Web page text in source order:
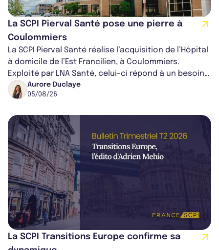
La SCPI Pierval Santé pose une pierre à
Coulommiers
La SCPI Pierval Santé réalise l’acquisition de l’Hôpital
à domicile de l’Est Francilien, à Coulommiers.
Exploité par LNA Santé, celui-ci répond à un besoin
médical croissant, qui s...
Aurore Duclaye
05/08/26
La SCPI Transitions Europe confirme sa